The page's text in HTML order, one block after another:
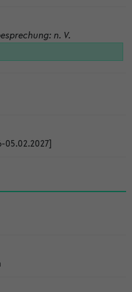
n. V.
05.02.2027]